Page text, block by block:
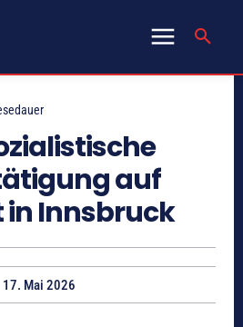
auf
Innsbruck
17. Mai 2026